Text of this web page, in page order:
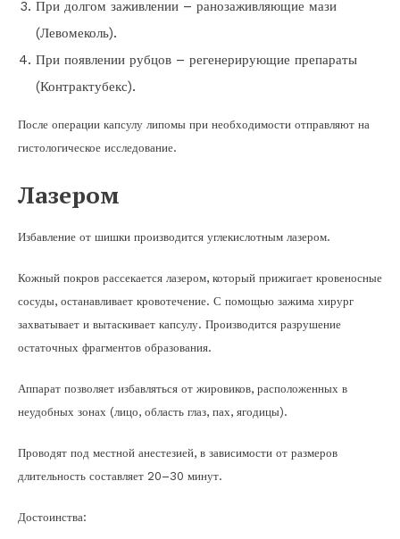
При долгом заживлении – ранозаживляющие мази
(Левомеколь).
При появлении рубцов – регенерирующие препараты
(Контрактубекс).
После операции капсулу липомы при необходимости отправляют на
гистологическое исследование.
Лазером
Избавление от шишки производится углекислотным лазером.
Кожный покров рассекается лазером, который прижигает кровеносные
сосуды, останавливает кровотечение. С помощью зажима хирург
захватывает и вытаскивает капсулу. Производится разрушение
остаточных фрагментов образования.
Аппарат позволяет избавляться от жировиков, расположенных в
неудобных зонах (лицо, область глаз, пах, ягодицы).
Проводят под местной анестезией, в зависимости от размеров
длительность составляет 20–30 минут.
Достоинства: